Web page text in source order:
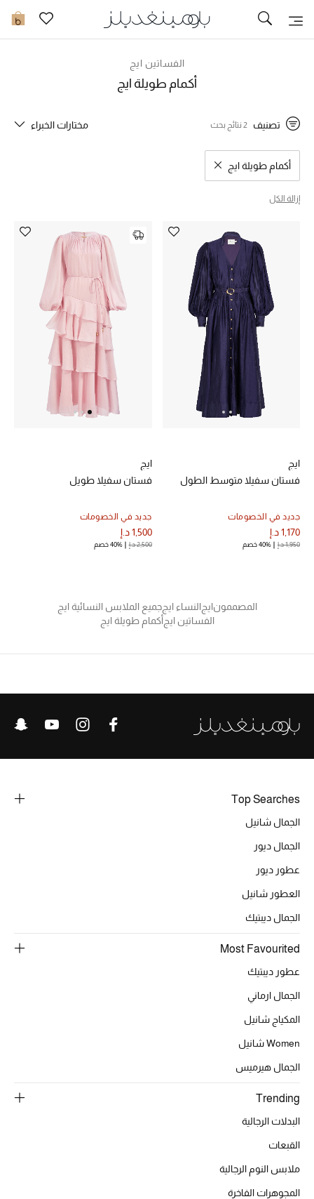
0 تخفيضات
مزيد من التخفيضات
النساء
الرجال
مستلزمات المنزل
تسوقوا الآن
ما وصلنا حديثاً
النساء
أحذية النسائية
نسوقوا أحدث ما وصلنا
عرض جميع المنتجات
خصومات
الموسم الجديد
جميع إصدارتنا النسائية
تشكيلة المناسبات للنساء
الفساتين ايج
أكمام طويلة ايج
تصنيف 2 نتائج بحث مختارات الخبراء
أكمام طويلة ايج
مسح نتائج البحث النوع المحدد
إزالة الكل
ايج
فستان سفيلا متوسط الطول
جديد في الخصومات
1,170 د.إ
1,950 د.إ 40% خصم
ايج
فستان سفيلا طويل
جديد في الخصومات
1,500 د.إ
2,500 د.إ 40% خصم
المصممونايجالنساء ايججميع الملابس النسائية ايج
الفساتين ايجأكمام طويلة ايج
Top Searches
الجمال شانيل
الجمال ديور
عطور ديور
العطور شانيل
الجمال ديبتيك
Most Favourited
عطور ديبتيك
الجمال ارماني
المكياج شانيل
Women شانيل
الجمال هيرميس
Trending
البدلات الرجالية
القبعات
ملابس النوم الرجالية
المجوهرات الفاخرة